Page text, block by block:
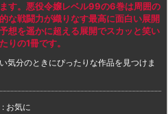
す。悪役令嬢レベル99の6巻は周囲の
な戦闘力が織りなす最高に面白い展開
想を遥かに超える展開でスカッと笑い
りの1冊です。
気分のときにぴったりな作品を見つけま
: お気に